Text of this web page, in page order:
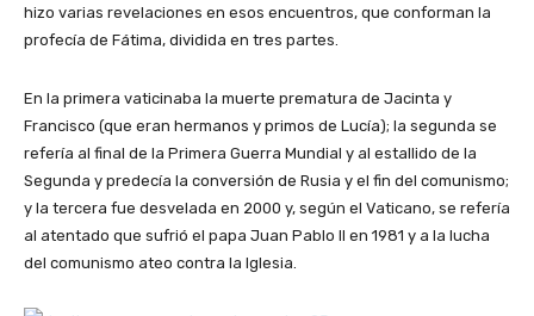
hizo varias revelaciones en esos encuentros, que conforman la
profecía de Fátima, dividida en tres partes.
En la primera vaticinaba la muerte prematura de Jacinta y
Francisco (que eran hermanos y primos de Lucía); la segunda se
refería al final de la Primera Guerra Mundial y al estallido de la
Segunda y predecía la conversión de Rusia y el fin del comunismo;
y la tercera fue desvelada en 2000 y, según el Vaticano, se refería
al atentado que sufrió el papa Juan Pablo II en 1981 y a la lucha
del comunismo ateo contra la Iglesia.